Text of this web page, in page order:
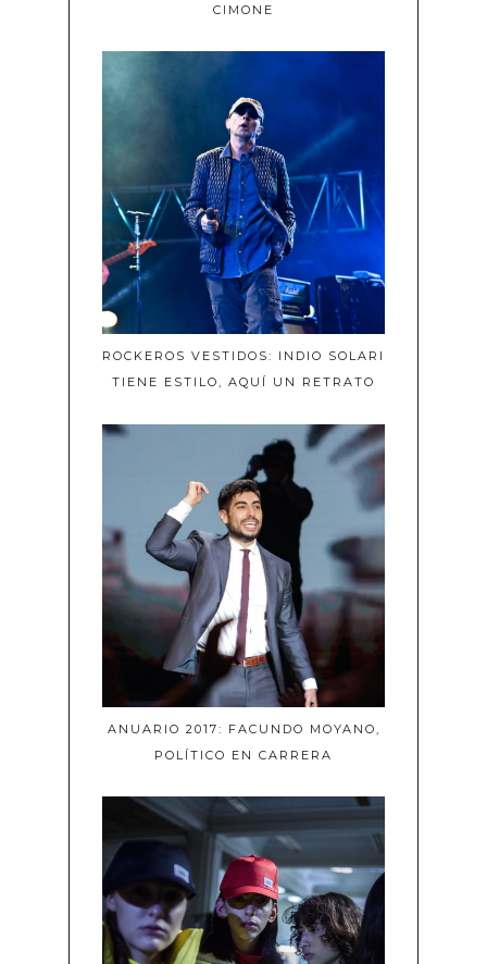
CIMONE
ROCKEROS VESTIDOS: INDIO SOLARI
TIENE ESTILO, AQUÍ UN RETRATO
ANUARIO 2017: FACUNDO MOYANO,
POLÍTICO EN CARRERA